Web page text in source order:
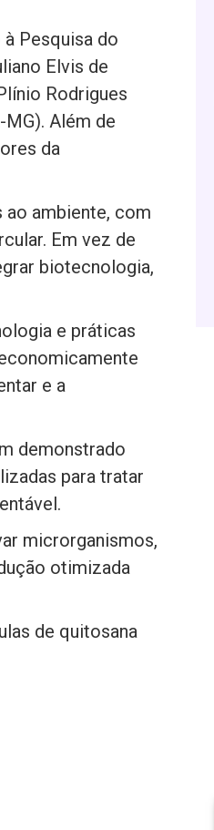
Pesquisa do
Elvis de
Rodrigues
Além de
da
ao ambiente, com
Em vez de
biotecnologia,
e práticas
e a
demonstrado
para tratar
microrganismos,
otimizada
de quitosana